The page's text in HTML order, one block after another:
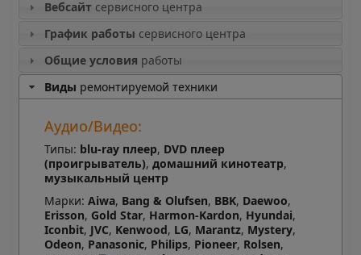
Вебсайтсервисного центра
График работы сервисного центра
Общие условия работы
Виды ремонтируемой техники
Аудио/Видео:
Типы: blu-ray плеер, DVD плеер
(проигрыватель), домашний кинотеатр,
музыкальный центр
Марки: Aiwa, Bang & Olufsen, BBK, Daewoo,
Erisson, Gold Star, Harmon-Kardon, Hyundai,
Iconbit, JVC, Kenwood, LG, Marantz, Mystery,
Odeon, Panasonic, Philips, Pioneer, Rolsen,